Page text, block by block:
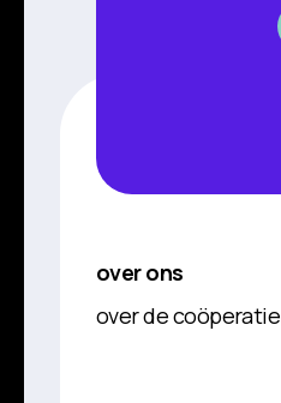
over ons
over de coöperatie